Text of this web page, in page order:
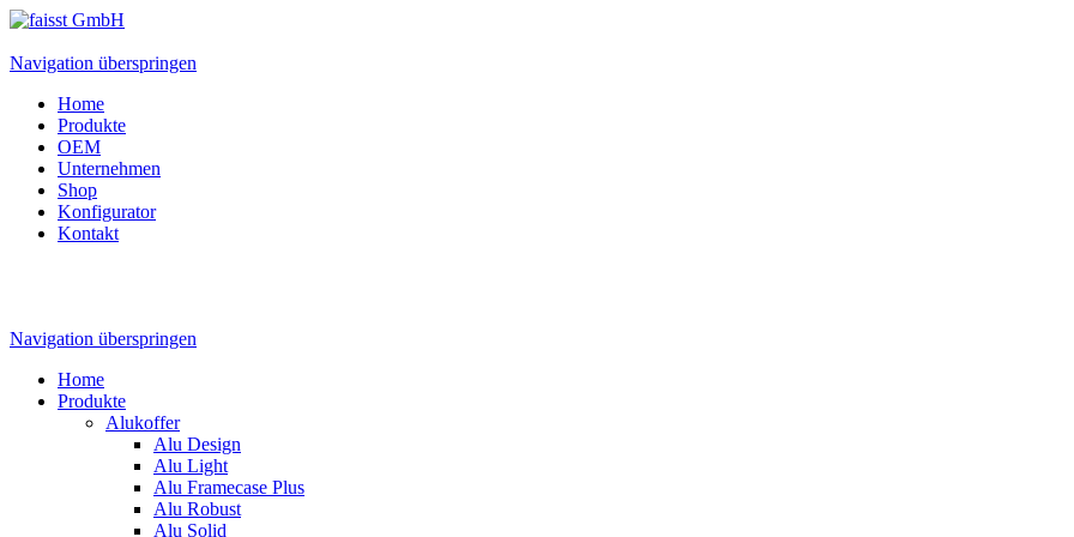
Navigation überspringen
Home
Produkte
OEM
Unternehmen
Shop
Konfigurator
Kontakt
Navigation überspringen
Home
Produkte
Alukoffer
Alu Design
Alu Light
Alu Framecase Plus
Alu Robust
Alu Solid